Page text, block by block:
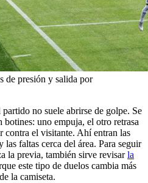
de presión y salida por
no suele abrirse de golpe. Se
botines: uno empuja, el otro retrasa
contra el visitante. Ahí entran las
las faltas cerca del área. Para seguir
la previa, también sirve revisarla
este tipo de duelos cambia más
la camiseta.